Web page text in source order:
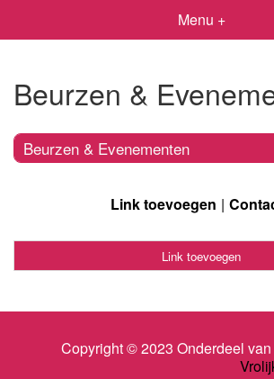
Menu +
Beurzen &
Beurzen & Evenementen
Link toevoegen
Link toevoegen
Copyright © 2023 Onderdeel van